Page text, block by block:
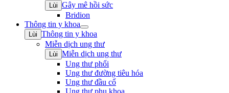
Lùi Gây mê hồi sức
Bridion
Thông tin y khoa
Open
submenu
Lùi Thông tin y khoa
Miễn dịch ung thư
Lùi Miễn dịch ung thư
Ung thư phổi
Ung thư đường tiêu hóa
Ung thư đầu cổ
Ung thư phụ khoa